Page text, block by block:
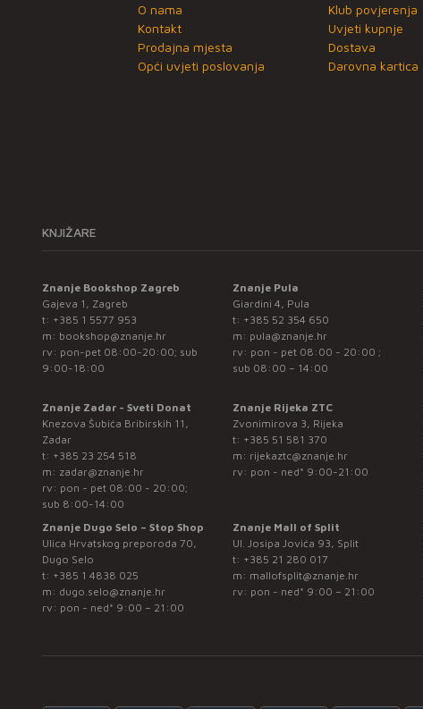
O nama
Kontakt
Prodajna mjesta
Opći uvjeti poslovanja
Klub povjerenja
Uvjeti kupnje
Dostava
Darovna kartica
KNJIŽARE
Znanje Bookshop Zagreb
Gajeva 1, Zagreb
t: +385 1 5577 953
m: bookshop@znanje.hr
rv: pon-pet 08:00-20:00; sub
9:00-18:00
Znanje Pula
Giardini 4, Pula
t: +385 52 354 650
m: pula@znanje.hr
rv: pon - pet 08:00 - 20:00 ;
sub 08:00 – 14:00
Znanje Zadar - Sveti Donat
Knezova Šubića Bribirskih 11,
Zadar
t: +385 23 254 518
m: zadar@znanje.hr
rv: pon - pet 08:00 - 20:00;
sub 8:00-14:00
Znanje Rijeka ZTC
Zvonimirova 3, Rijeka
t: +385 51 581 370
m: rijekaztc@znanje.hr
rv: pon - ned* 9:00-21:00
Znanje Dugo Selo – Stop Shop
Ulica Hrvatskog preporoda 70,
Dugo Selo
t: +385 1 4838 025
m: dugo.selo@znanje.hr
rv: pon - ned* 9:00 – 21:00
Znanje Mall of Split
Ul. Josipa Jovića 93, Split
t: +385 21 280 017
m: mallofsplit@znanje.hr
rv: pon - ned* 9:00 – 21:00